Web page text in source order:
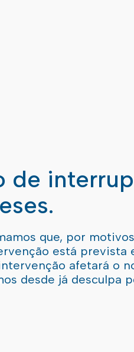
de
que, por
está prevista
afetará o
desde já desculpa